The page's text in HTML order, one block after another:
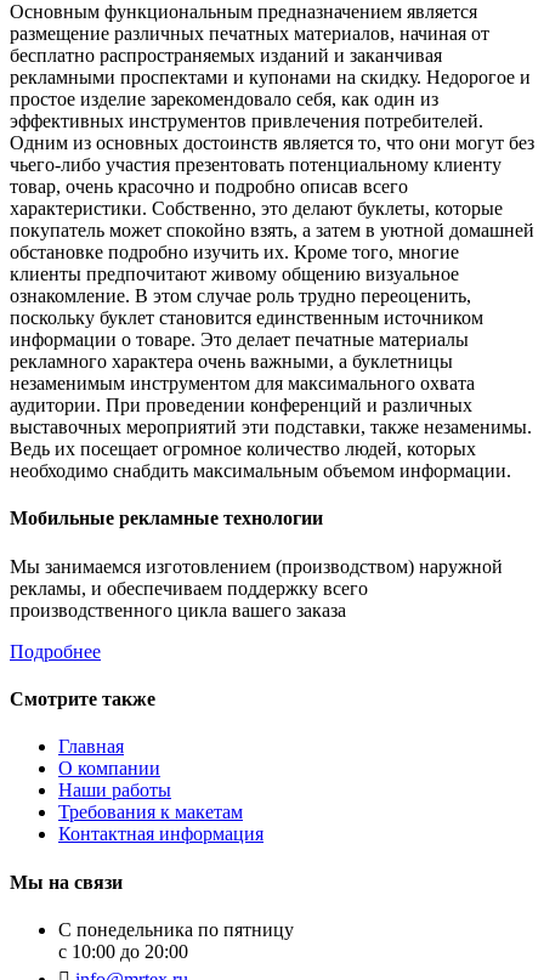
Основным функциональным предназначением является
размещение различных печатных материалов, начиная от
бесплатно распространяемых изданий и заканчивая
рекламными проспектами и купонами на скидку. Недорогое и
простое изделие зарекомендовало себя, как один из
эффективных инструментов привлечения потребителей.
Одним из основных достоинств является то, что они могут без
чьего-либо участия презентовать потенциальному клиенту
товар, очень красочно и подробно описав всего
характеристики. Собственно, это делают буклеты, которые
покупатель может спокойно взять, а затем в уютной домашней
обстановке подробно изучить их. Кроме того, многие
клиенты предпочитают живому общению визуальное
ознакомление. В этом случае роль трудно переоценить,
поскольку буклет становится единственным источником
информации о товаре. Это делает печатные материалы
рекламного характера очень важными, а буклетницы
незаменимым инструментом для максимального охвата
аудитории. При проведении конференций и различных
выставочных мероприятий эти подставки, также незаменимы.
Ведь их посещает огромное количество людей, которых
необходимо снабдить максимальным объемом информации.
Мобильные рекламные технологии
Мы занимаемся изготовлением (производством) наружной
рекламы, и обеспечиваем поддержку всего
производственного цикла вашего заказа
Подробнее
Смотрите также
Главная
О компании
Наши работы
Требования к макетам
Контактная информация
Мы на связи
С понедельника по пятницу
с 10:00 до 20:00